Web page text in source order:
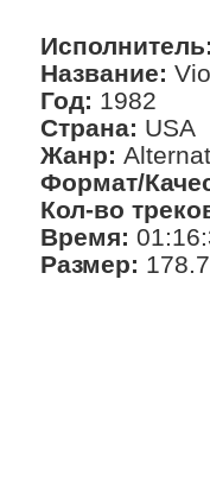
Исполнитель:
Название:
Год: 1982
Страна: USA
Жанр:
Формат/
Кол-во
Время:
Размер: